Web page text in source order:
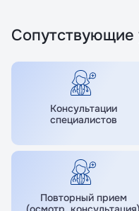
Сопутствующие
Консультации
специалистов
Повторный прием